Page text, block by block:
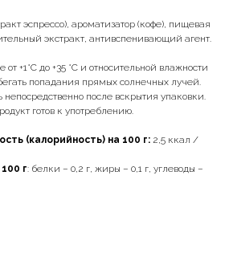
эспрессо), ароматизатор (кофе), пищевая
экстракт, антивспенивающий агент.
+1°С до +35 °С и относительной влажности
попадания прямых солнечных лучей.
после вскрытия упаковки.
готов к употреблению.
(калорийность) на 100 г: 2,5 ккал /
г: белки – 0,2 г, жиры – 0,1 г, углеводы –